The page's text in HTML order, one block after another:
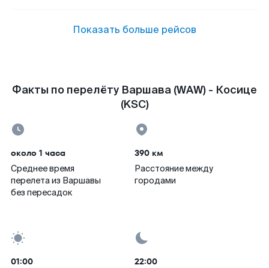
Показать больше рейсов
Факты по перелёту Варшава (WAW) - Косице
(KSC)
около 1 часа
Среднее время
перелета из Варшавы
без пересадок
390 км
Расстояние между
городами
01:00 22:00